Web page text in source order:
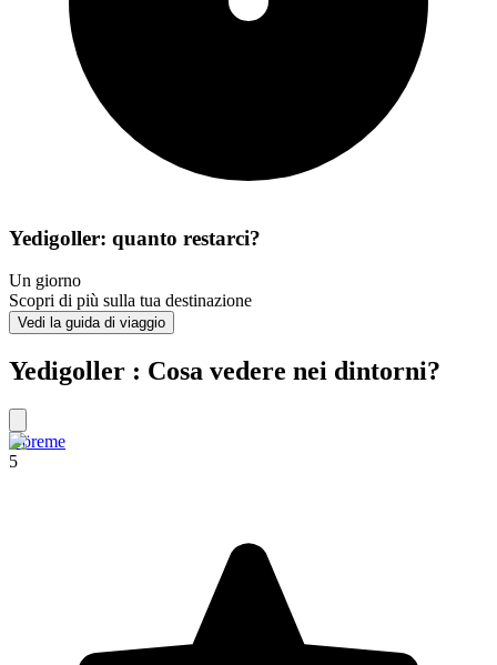
Yedigoller: quanto restarci?
Un giorno
Scopri di più sulla tua destinazione
Vedi la guida di viaggio
Yedigoller : Cosa vedere nei dintorni?
Göreme
5